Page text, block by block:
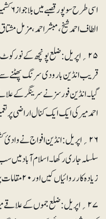
اسی
الطاف احمد شیخ، مبشر احمد، مزمل
۲۵؍ اپریل: ضلع پونچھ کے
قریب انڈین بارودی سرنگ پھٹنے سے
گیا۔ انڈین فورسز نے سرینگر کے
احمد میر کی ایک ایک کنال اراضی پر
۲۶؍ اپریل: انڈین افواج نے وادیٔ
سلسلہ جاری رکھا۔ اسلام آباد میں
زیادہ کارروائیاں کیں اور ۲۰ مقامات پر چھاپے مارے گئے۔
۲۷؍ اپریل: ضلع جموں کے